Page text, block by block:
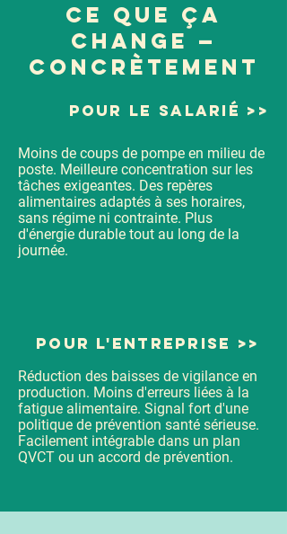
Ce que ça
change —
concrètement
Pour le salarié >>
Moins de coups de pompe en milieu de
poste. Meilleure concentration sur les
tâches exigeantes. Des repères
alimentaires adaptés à ses horaires,
sans régime ni contrainte. Plus
d'énergie durable tout au long de la
journée.
Pour l'entreprise >>
Réduction des baisses de vigilance en
production. Moins d'erreurs liées à la
fatigue alimentaire. Signal fort d'une
politique de prévention santé sérieuse.
Facilement intégrable dans un plan
QVCT ou un accord de prévention.